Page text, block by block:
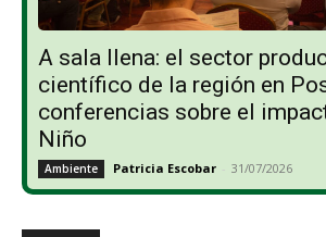
A sala llena: el sector
científico de la región en
conferencias sobre el
Niño
Ambiente Patricia Escobar - 31/07/2026